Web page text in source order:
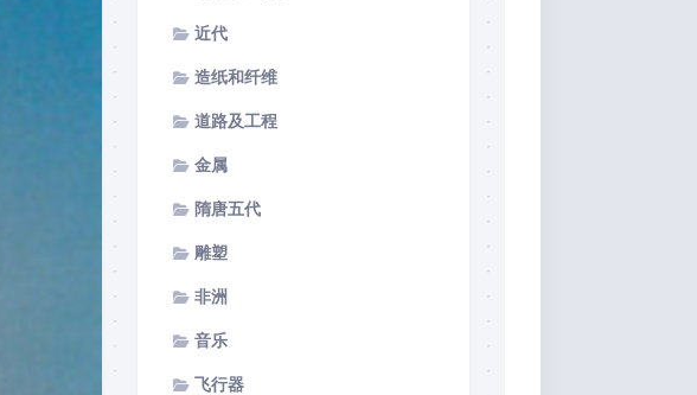
近代
造纸和纤维
道路及工程
金属
隋唐五代
雕塑
非洲
音乐
飞行器